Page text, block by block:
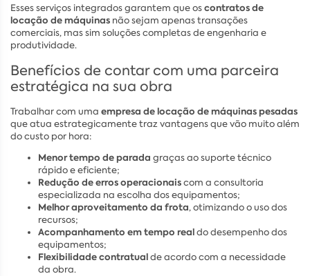
Esses serviços integrados garantem que oscontratos de
locação de máquinas não sejam apenas transações
comerciais, mas sim soluções completas de engenharia e
produtividade.
Benefícios de contar com uma parceira
estratégica na sua obra
Trabalhar com uma empresa de locação de máquinas pesadas
que atua estrategicamente traz vantagens que vão muito além
do custo por hora:
Menor tempo de parada graças ao suporte técnico
rápido e eficiente;
Redução de erros operacionaiscom a consultoria
especializada na escolha dos equipamentos;
Melhor aproveitamento da frota, otimizando o uso dos
recursos;
Acompanhamento em tempo realdo desempenho dos
equipamentos;
Flexibilidade contratualde acordo com a necessidade
da obra.